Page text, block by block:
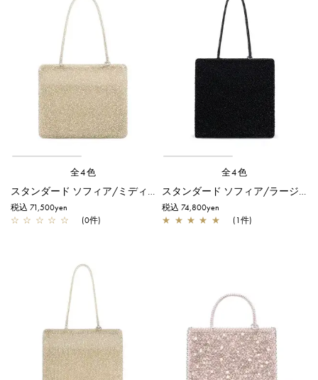
全4色
スタンダード ソフィア/ミディアム/シルバーゴールド
税込 71,500yen
☆ ☆ ☆ ☆ ☆ (0件)
全4色
スタンダード ソフィア/ラージ/エナメルブラック
税込 74,800yen
★ ★ ★ ★ ★ (1件)